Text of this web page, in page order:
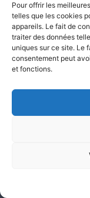
Pour offrir les
telles que les cookies
appareils. Le fait de
traiter des données
uniques sur ce site. Le
consentement peut
et fonctions.
6, rue
Atlas Justice –